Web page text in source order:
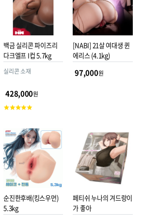
백금 실리콘 파이즈리
다크엘프 I컵 5.7kg
실리콘 소재
428,000원
고
점
[NABI] 21살 여대생 퀸
에리스 (4.1kg)
97,000원
순진한후배(킹스우먼)
5.3kg
페티쉬 누나의 겨드랑이
가 좋아